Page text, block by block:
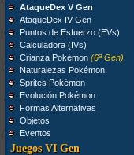
AtaqueDex V Gen
AtaqueDex IV Gen
Puntos de Esfuerzo (EVs)
Calculadora (IVs)
Crianza Pokémon (6ª Gen)
Naturalezas Pokémon
Sprites Pokémon
Evolución Pokémon
Formas Alternativas
Objetos
Eventos
Juegos VI Gen